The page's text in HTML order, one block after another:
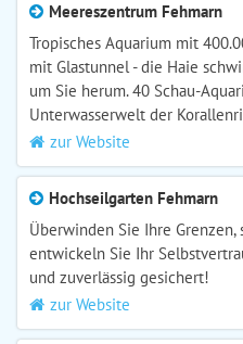
Meereszentrum Fehmarn
Tropisches Aquarium mit
mit Glastunnel - die Haie
um Sie herum. 40 Schau-
Unterwasserwelt der
zur Website
Hochseilgarten Fehmarn
Überwinden Sie Ihre Grenzen,
entwickeln Sie Ihr
und zuverlässig gesichert!
zur Website